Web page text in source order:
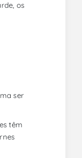
os
ser
têm